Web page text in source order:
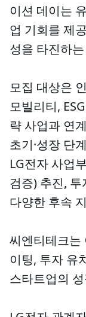
이션 데이는
업 기회를 제
성을 타진하
모집 대상은
모빌리티,
략 사업과 연
초기·성장 단
LG전자 사업
검증) 추진,
다양한 후속
씨엔티테크는
이팅, 투자 유
스타트업의